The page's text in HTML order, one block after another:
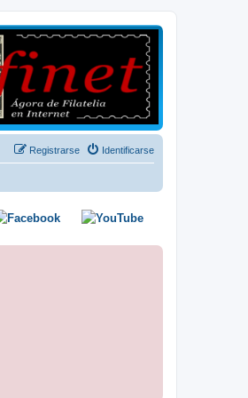
Identificarse
Registrarse